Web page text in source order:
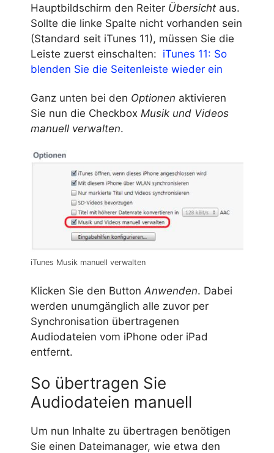
Hauptbildschirm den Reiter Übersicht aus.
Sollte die linke Spalte nicht vorhanden sein
(Standard seit iTunes 11), müssen Sie die
Leiste zuerst einschalten: iTunes 11: So
blenden Sie die Seitenleiste wieder ein
Ganz unten bei den Optionen aktivieren
Sie nun die Checkbox Musik und Videos
manuell verwalten.
iTunes Musik manuell verwalten
Klicken Sie den ButtonAnwenden. Dabei
werden unumgänglich alle zuvor per
Synchronisation übertragenen
Audiodateien vom iPhone oder iPad
entfernt.
So übertragen Sie
Audiodateien manuell
Um nun Inhalte zu übertragen benötigen
Sie einen Dateimanager, wie etwa den